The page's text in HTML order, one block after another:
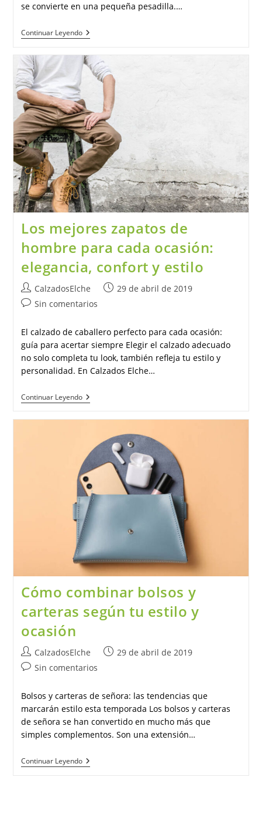
se convierte en una pequeña pesadilla.…
Continuar LeyendoTrucos
Caseros
Tus
Zapatos:
Soluciones
A
Problemas
Comunes
Los mejores zapatos de
hombre para cada ocasión:
elegancia, confort y estilo
Autor
de
CalzadosElche
Publicación
29 de abril de 2019
Comentarios
la
entrada:
Sin comentarios
El calzado de caballero perfecto para cada ocasión:
guía para acertar siempre Elegir el calzado adecuado
no solo completa tu look, también refleja tu estilo y
personalidad. En Calzados Elche…
Continuar LeyendoLos
Mejores
Hombre
Para
Cada
Ocasión:
Elegancia,
Confort
Y
Estilo
Cómo combinar bolsos y
carteras según tu estilo y
ocasión
Autor
de
CalzadosElche
Publicación
29 de abril de 2019
Comentarios
la
entrada:
Sin comentarios
Bolsos y carteras de señora: las tendencias que
marcarán estilo esta temporada Los bolsos y carteras
de señora se han convertido en mucho más que
simples complementos. Son una extensión…
Continuar LeyendoCómo
Combinar